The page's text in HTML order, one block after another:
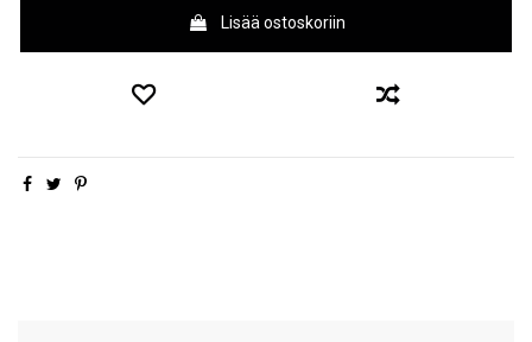
Lisää ostoskoriin